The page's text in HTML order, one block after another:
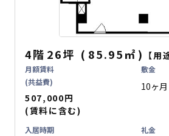
4階 26坪 ( 85.95㎡ ) 【用
月額賃料
(共益費)
507,000円
(賃料に含む)
敷金
10ヶ月
入居時期 礼金